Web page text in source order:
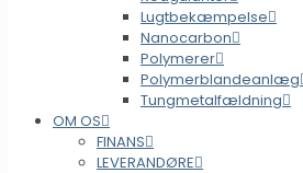
Lugtbekæmpelse
Nanocarbon
Polymerer
Polymerblandeanlæg
Tungmetalfældning
OM OS
FINANS
LEVERANDØRE